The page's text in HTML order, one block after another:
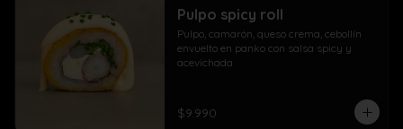
Pulpo spicy roll
Pulpo, camarón, queso crema, cebollín
envuelto en panko con salsa spicy y
acevichada
$9.990